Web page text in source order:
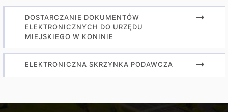
DOSTARCZANIE DOKUMENTÓW
ELEKTRONICZNYCH DO URZĘDU
MIEJSKIEGO W KONINIE
ELEKTRONICZNA SKRZYNKA PODAWCZA